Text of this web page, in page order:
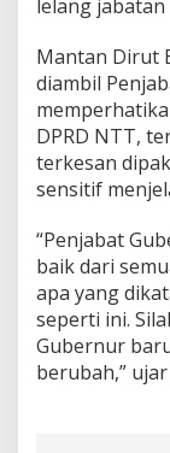
lelang
Mantan Dirut
diambil
DPRD NTT,
terkesan
sensitif
“Penjabat
baik dari
apa yang
seperti ini.
Gubernur
berubah,”